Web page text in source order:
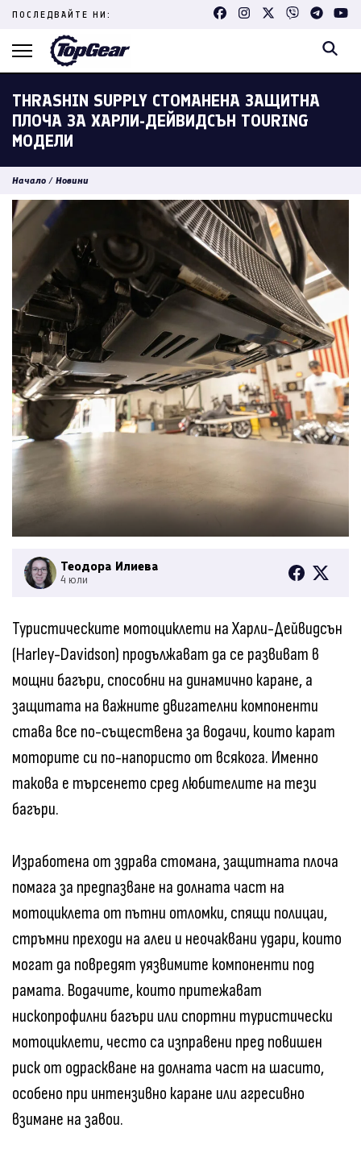
Skip
content
ПОСЛЕДВАЙТЕ НИ:
THRASHIN SUPPLY СТОМАНЕНА ЗАЩИТНА
ПЛОЧА ЗА ХАРЛИ-ДЕЙВИДСЪН TOURING
МОДЕЛИ
Начало / Новини
Теодора Илиева
4 юли
Туристическите мотоциклети на Харли-Дейвидсън
(Harley-Davidson) продължават да се развиват в
мощни багъри, способни на динамично каране, а
защитата на важните двигателни компоненти
става все по-съществена за водачи, които карат
моторите си по-напористо от всякога. Именно
такова е търсенето сред любителите на тези
багъри.
Изработена от здрава стомана, защитната плоча
помага за предпазване на долната част на
мотоциклета от пътни отломки, спящи полицаи,
стръмни преходи на алеи и неочаквани удари, които
могат да повредят уязвимите компоненти под
рамата. Водачите, които притежават
нископрофилни багъри или спортни туристически
мотоциклети, често са изправени пред повишен
риск от одраскване на долната част на шасито,
особено при интензивно каране или агресивно
взимане на завои.